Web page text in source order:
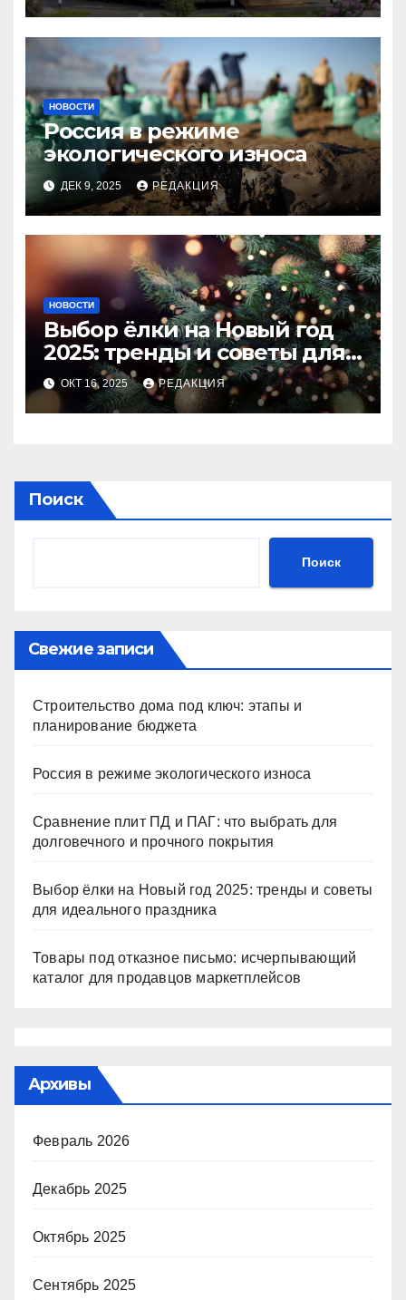
НОВОСТИ
Россия в режиме
экологического износа
ДЕК 9, 2025 РЕДАКЦИЯ
НОВОСТИ
Выбор ёлки на Новый год
2025: тренды и советы для
идеального праздника
ОКТ 16, 2025 РЕДАКЦИЯ
Поиск
Поиск
Свежие записи
Строительство дома под ключ: этапы и
планирование бюджета
Россия в режиме экологического износа
Сравнение плит ПД и ПАГ: что выбрать для
долговечного и прочного покрытия
Выбор ёлки на Новый год 2025: тренды и советы
для идеального праздника
Товары под отказное письмо: исчерпывающий
каталог для продавцов маркетплейсов
Архивы
Февраль 2026
Декабрь 2025
Октябрь 2025
Сентябрь 2025